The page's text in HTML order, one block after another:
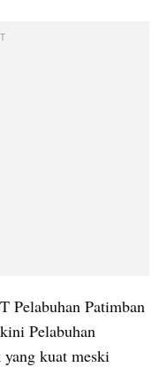
Pelabuhan Patimban
Pelabuhan
kuat meski